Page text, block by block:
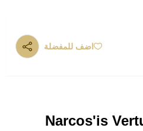
اضف للمفضلة